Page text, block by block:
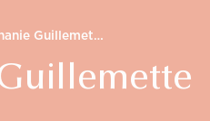
Stéphanie Guillemette